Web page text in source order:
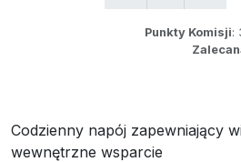
Punkty Komisji:
Codzienny napój zapewniający
wewnętrzne wsparcie